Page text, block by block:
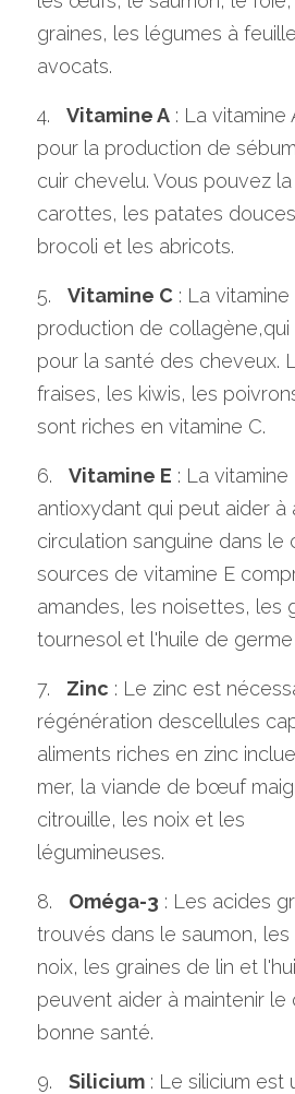
graines, les légumes à
avocats.
4. Vitamine A : La vitamine
pour la production de
cuir chevelu. Vous pouvez
carottes, les patates
brocoli et les abricots.
5. Vitamine C : La
production de
pour la santé des cheveux.
fraises, les kiwis, les
sont riches en vitamine C.
6. Vitamine E : La vitamine
antioxydant qui peut aider à
circulation sanguine dans le
sources de vitamine E
amandes, les noisettes, les
tournesol et l'huile de
7. Zinc : Le zinc est
régénération descellules
aliments riches en zinc
mer, la viande de bœuf
citrouille, les noix et les
légumineuses.
8. Oméga-3 : Les acides
trouvés dans le saumon, les
noix, les graines de lin et
peuvent aider à maintenir le
bonne santé.
9. Silicium : Le silicium est